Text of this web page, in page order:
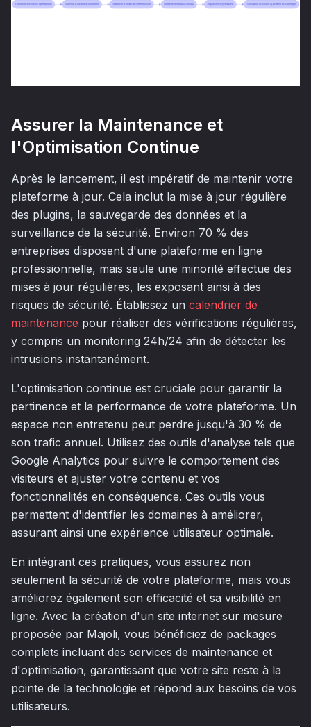
Assurer la Maintenance et
l'Optimisation Continue
Après le lancement, il est impératif de maintenir votre
plateforme à jour. Cela inclut la mise à jour régulière
des plugins, la sauvegarde des données et la
surveillance de la sécurité. Environ 70 % des
entreprises disposent d'une plateforme en ligne
professionnelle, mais seule une minorité effectue des
mises à jour régulières, les exposant ainsi à des
risques de sécurité. Établissez un calendrier de
maintenance pour réaliser des vérifications régulières,
y compris un monitoring 24h/24 afin de détecter les
intrusions instantanément.
L'optimisation continue est cruciale pour garantir la
pertinence et la performance de votre plateforme. Un
espace non entretenu peut perdre jusqu'à 30 % de
son trafic annuel. Utilisez des outils d'analyse tels que
Google Analytics pour suivre le comportement des
visiteurs et ajuster votre contenu et vos
fonctionnalités en conséquence. Ces outils vous
permettent d'identifier les domaines à améliorer,
assurant ainsi une expérience utilisateur optimale.
En intégrant ces pratiques, vous assurez non
seulement la sécurité de votre plateforme, mais vous
améliorez également son efficacité et sa visibilité en
ligne. Avec la création d'un site internet sur mesure
proposée par Majoli, vous bénéficiez de packages
complets incluant des services de maintenance et
d'optimisation, garantissant que votre site reste à la
pointe de la technologie et répond aux besoins de vos
utilisateurs.